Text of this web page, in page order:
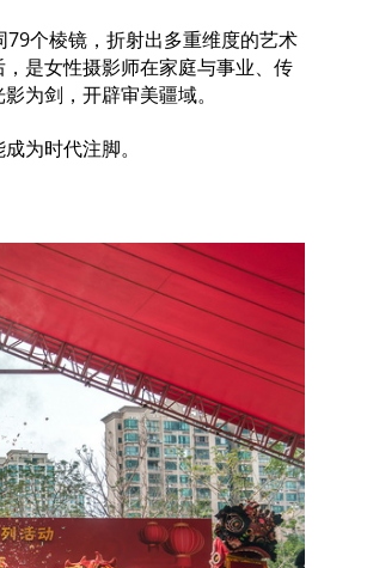
个棱镜，折射出多重维度的艺术
是女性摄影师在家庭与事业、传
为剑，开辟审美疆域。
为时代注脚。